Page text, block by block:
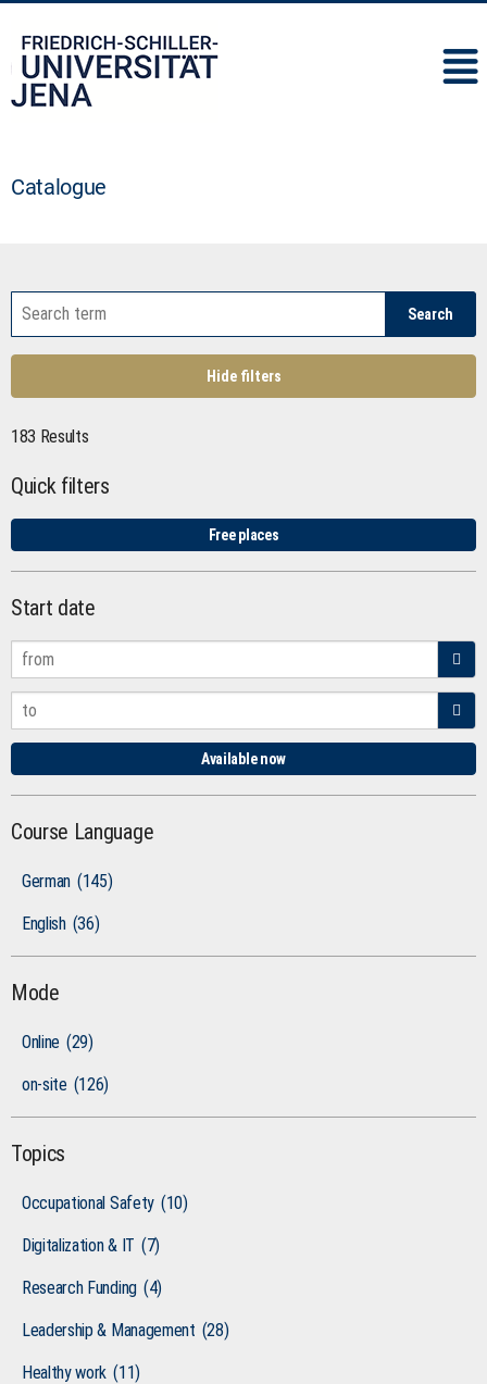
Catalogue
Search
Hide filters
183 Results
Quick filters
Free places
Start date
Available now
Course Language
German (145)
English (36)
Mode
Online (29)
on-site (126)
Topics
Occupational Safety (10)
Digitalization & IT (7)
Research Funding (4)
Leadership & Management (28)
Healthy work (11)